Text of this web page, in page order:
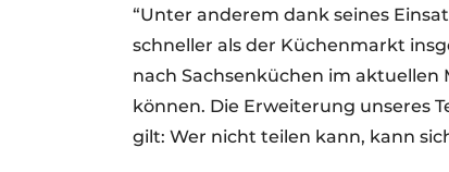
“Unter anderem dank seines
schneller als der Küchenmarkt
nach Sachsenküchen im
können. Die Erweiterung unseres
gilt: Wer nicht teilen kann, kann